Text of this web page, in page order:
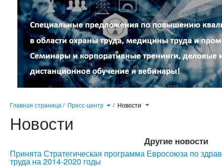
Главная страница / Пресс-центр / Новости
Новости
Другие новости
Принята Стратегическая программа Евросоюза по
труда на 2014-2020 годы